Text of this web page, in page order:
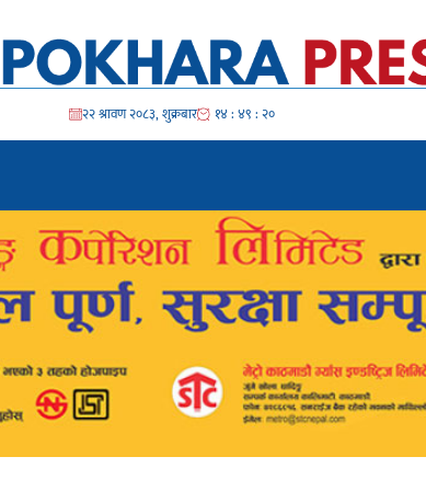
२२ श्रावण २०८३, शुक्रबार १४ : ४९ : २२